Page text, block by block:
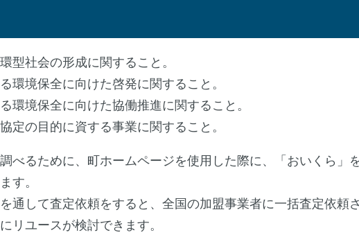
型社会の形成に関すること。
環境保全に向けた啓発に関すること。
環境保全に向けた協働推進に関すること。
定の目的に資する事業に関すること。
べるために、町ホームページを使用した際に、「おいくら」
す。
して査定依頼をすると、全国の加盟事業者に一括査定依頼さ
リユースが検討できます。